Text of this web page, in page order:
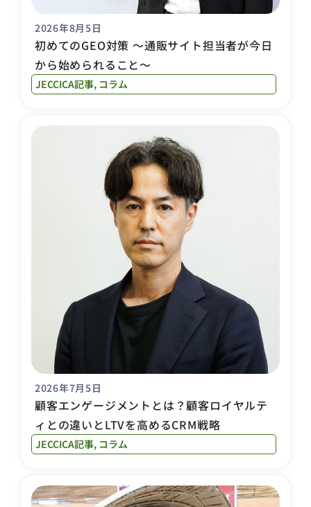
2026年8月5日
初めてのGEO対策 〜通販サイト担当者が今日
から始められること〜
JECCICA記事, コラム
2026年7月5日
顧客エンゲージメントとは？顧客ロイヤルテ
ィとの違いとLTVを高めるCRM戦略
JECCICA記事, コラム